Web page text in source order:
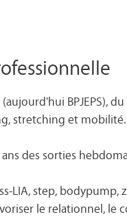
(aujourd'hui BPJEPS),
stretching et mobilité.
des sorties
LIA, step,
le relationnel, le